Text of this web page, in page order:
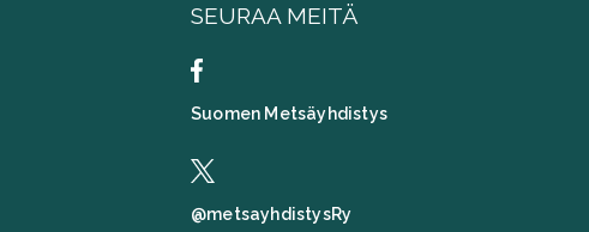
SEURAA MEITÄ
Suomen Metsäyhdistys
@metsayhdistysRy